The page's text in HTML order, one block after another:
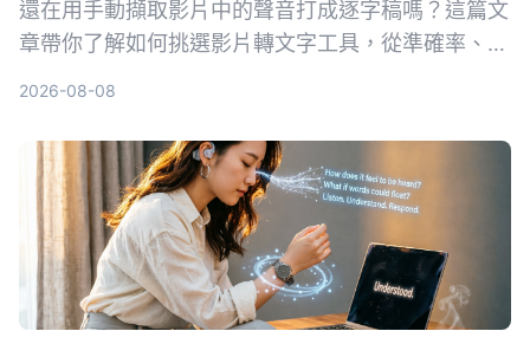
還在用手動擷取影片中的聲音打成逐字稿嗎？這篇文
章帶你了解如何挑選影片轉文字工具，從準確率、AI
2026-08-08